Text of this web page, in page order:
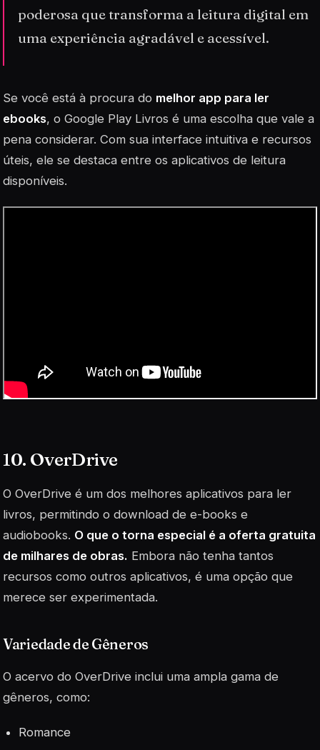
poderosa que transforma a leitura digital em
uma experiência agradável e acessível.
Se você está à procura do melhor app para ler
ebooks, o Google Play Livros é uma escolha que vale a
pena considerar. Com sua interface intuitiva e recursos
úteis, ele se destaca entre os aplicativos de leitura
disponíveis.
10. OverDrive
O OverDrive é um dos melhores aplicativos para ler
livros, permitindo o download de e-books e
audiobooks. O que o torna especial é a oferta gratuita
de milhares de obras. Embora não tenha tantos
recursos como outros aplicativos, é uma opção que
merece ser experimentada.
Variedade de Gêneros
O acervo do OverDrive inclui uma ampla gama de
gêneros, como:
Romance